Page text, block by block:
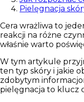
Pielęgnacja
Cera wrażliwa to
reakcji na różne
właśnie warto
W tym artykule
ten typ skóry i jakie
zdobytym
pielęgnacja to klucz